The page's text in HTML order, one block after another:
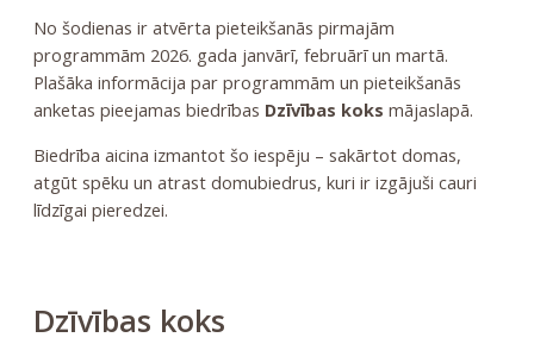
No šodienas ir atvērta pieteikšanās pirmajām
programmām 2026. gada janvārī, februārī un martā.
Plašāka informācija par programmām un pieteikšanās
anketas pieejamas biedrības Dzīvības koks mājaslapā.
Biedrība aicina izmantot šo iespēju – sakārtot domas,
atgūt spēku un atrast domubiedrus, kuri ir izgājuši cauri
līdzīgai pieredzei.
Dzīvības koks